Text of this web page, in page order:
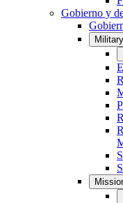
Gobierno y
Military